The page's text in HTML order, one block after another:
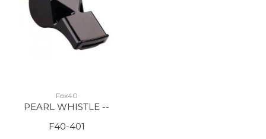
Fox40
PEARL WHISTLE --
F40-401